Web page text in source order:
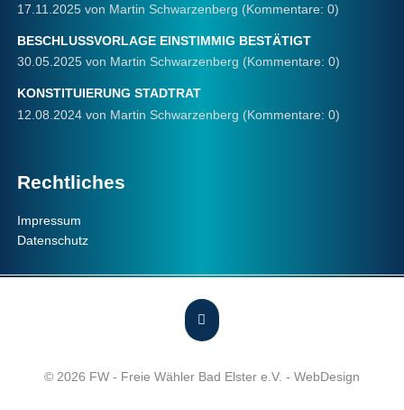
17.11.2025 von Martin Schwarzenberg (Kommentare: 0)
BESCHLUSSVORLAGE EINSTIMMIG BESTÄTIGT
30.05.2025 von Martin Schwarzenberg (Kommentare: 0)
KONSTITUIERUNG STADTRAT
12.08.2024 von Martin Schwarzenberg (Kommentare: 0)
Rechtliches
Navigation
überspringen
Impressum
Datenschutz
© 2026 FW - Freie Wähler Bad Elster e.V. - WebDesign